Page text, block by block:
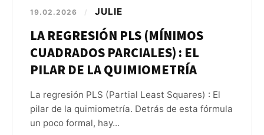
19.02.2026 / JULIE
LA REGRESIÓN PLS (MÍNIMOS
CUADRADOS PARCIALES) : EL
PILAR DE LA QUIMIOMETRÍA
La regresión PLS (Partial Least Squares) : El
pilar de la quimiometría. Detrás de esta fórmula
un poco formal, hay...